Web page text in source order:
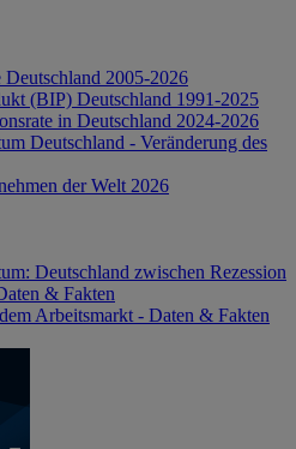
Deutschland 2005-2026
(BIP) Deutschland 1991-2025
in Deutschland 2024-2026
Deutschland - Veränderung des
der Welt 2026
Deutschland zwischen Rezession
& Fakten
Arbeitsmarkt - Daten & Fakten